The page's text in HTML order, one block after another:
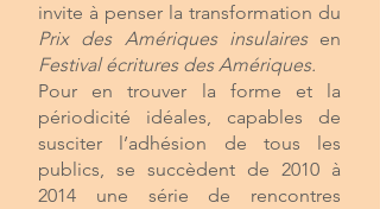
invite à penser la transformation du
Prix des Amériques insulairesen
Festival écritures des Amériques.
Pour en trouver la forme et la
périodicité idéales, capables de
susciter l’adhésion de tous les
publics, se succèdent de 2010 à
2014 une série de rencontres